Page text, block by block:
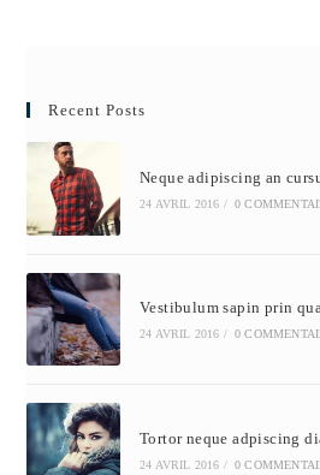
Recent Posts
Neque adipiscing an
24 AVRIL 2016 / 0
Vestibulum sapin prin
24 AVRIL 2016 / 0
Tortor neque adpiscing
24 AVRIL 2016 / 0